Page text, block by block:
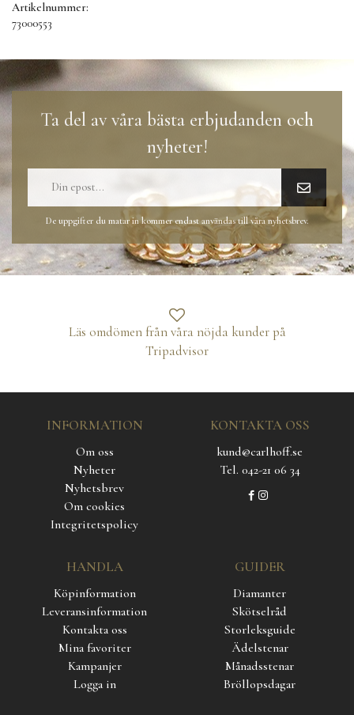
Artikelnummer:
73000553
Ta del av våra bästa erbjudanden och
nyheter!
De uppgifter du matar in kommer endast användas till våra nyhetsbrev.
Läs omdömen från våra nöjda kunder på
Tripadvisor
INFORMATION
Om oss
Nyheter
Nyhetsbrev
Om cookies
Integritetspolicy
KONTAKTA OSS
kund@carlhoff.se
Tel. 042-21 06 34
HANDLA
Köpinformation
Leveransinformation
Kontakta oss
Mina favoriter
Kampanjer
Logga in
GUIDER
Diamanter
Skötselråd
Storleksguide
Ädelstenar
Månadsstenar
Bröllopsdagar